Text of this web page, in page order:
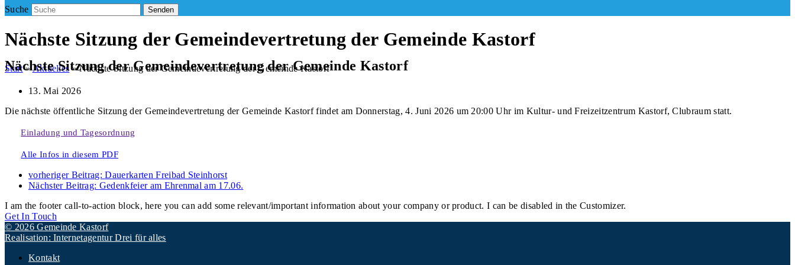
Suche Senden
Nächste Sitzung der Gemeindevertretung der Gemeinde Kastorf
Start»Aktuelles»Nächste Sitzung der Gemeindevertretung der Gemeinde Kastorf
Nächste Sitzung der Gemeindevertretung der Gemeinde Kastorf
13. Mai 2026
Die nächste öffentliche Sitzung der Gemeindevertretung der Gemeinde Kastorf findet am Donnerstag, 4. Juni 2026 um 20:00 Uhr im Kultur- und Freizeitzentrum Kastorf, Clubraum statt.
Einladung und Tagesordnung
Alle Infos in diesem PDF
vorheriger Beitrag:Dauerkarten Freibad Steinhorst
Nächster Beitrag: Gedenkfeier am Ehrenmal am 17.06.
I am the footer call-to-action block, here you can add some relevant/important information about your company or product. I can be disabled in the Customizer.
Get In Touch
© 2026 Gemeinde Kastorf
Realisation: Internetagentur Drei für alles
Kontakt